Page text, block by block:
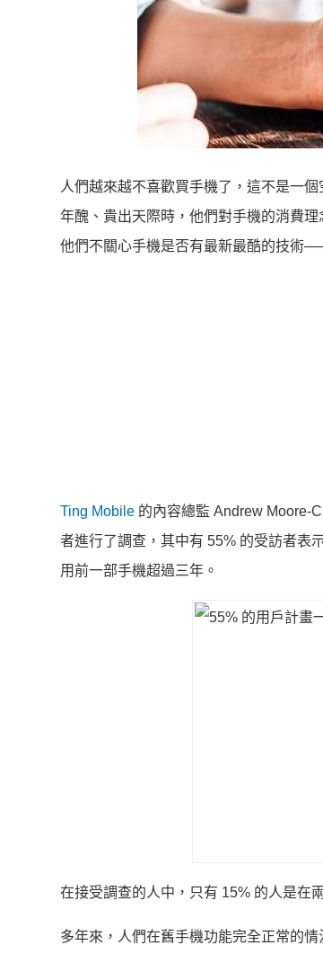
人們越來越不喜歡買手機了，這不是一
年醜、貴出天際時，他們對手機的消費理
他們不關心手機是否有最新最酷的技術
Ting Mobile 的內容總監 Andrew Moore-
者進行了調查，其中有 55% 的受訪者表
用前一部手機超過三年。
在接受調查的人中，只有 15% 的人是在
多年來，人們在舊手機功能完全正常的